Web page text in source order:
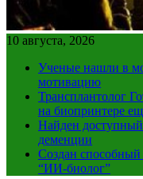
10 августа, 2026
Ученые нашли в
мотивацию
Трансплантолог
на биопринтере
Найден доступный
деменции
Создан способный
“ИИ-биолог”